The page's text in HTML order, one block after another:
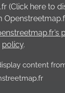
(Click here to
policy.
content